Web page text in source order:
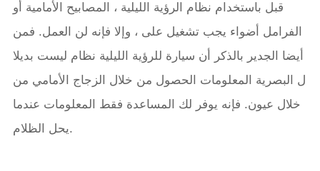
قبل باستخدام نظام الرؤية الليلية ، المصابيح الأمامية أو
الفرامل أضواء يجب تشغيل على ، وإلا فإنه لن العمل. فمن
أيضا الجدير بالذكر أن سيارة للرؤية الليلية نظام ليست بديلا
ل البصرية المعلومات الحصول من خلال الزجاج الأمامي من
خلال عيون. فإنه يوفر لك المساعدة فقط المعلومات عندما
يحل الظلام.